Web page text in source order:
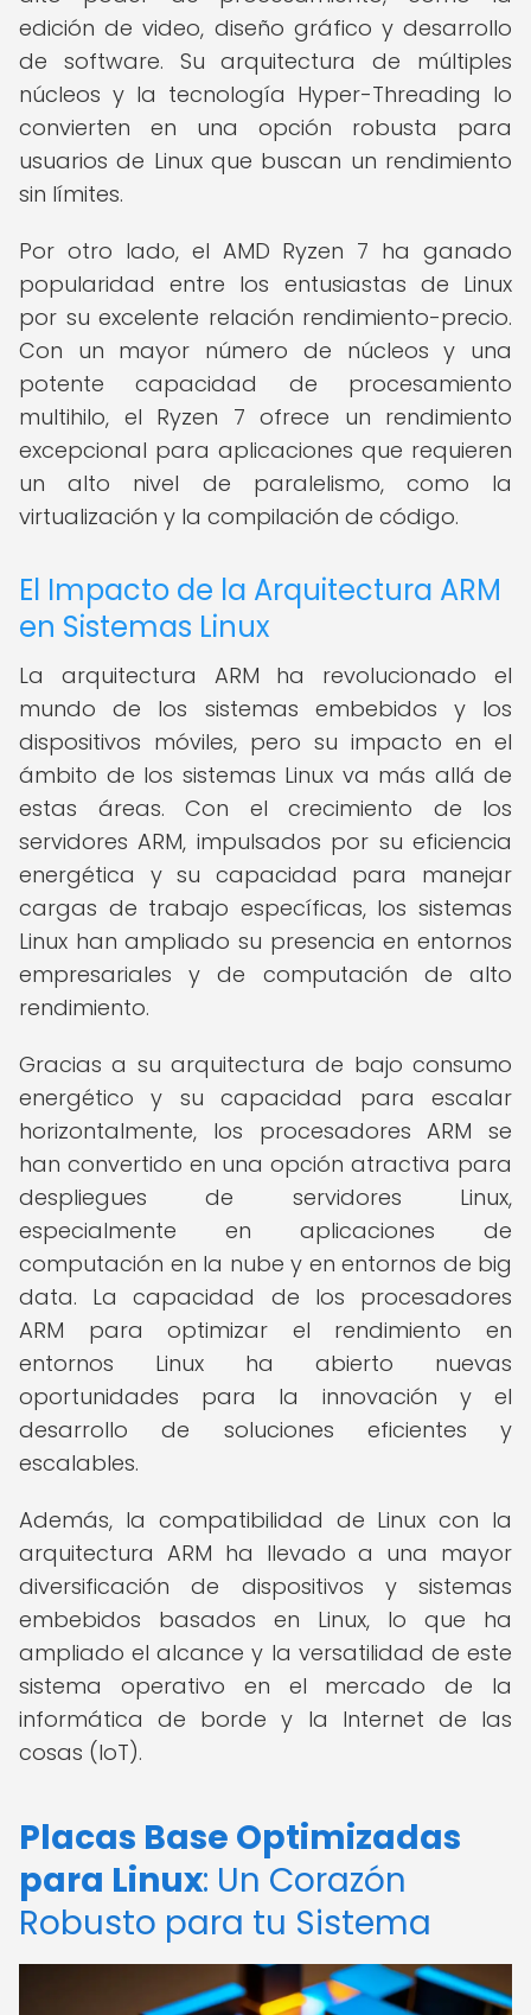
edición de video, diseño gráfico y desarrollo
de software. Su arquitectura de múltiples
núcleos y la tecnología Hyper-Threading lo
convierten en una opción robusta para
usuarios de Linux que buscan un rendimiento
sin límites.
Por otro lado, el AMD Ryzen 7 ha ganado
popularidad entre los entusiastas de Linux
por su excelente relación rendimiento-precio.
Con un mayor número de núcleos y una
potente capacidad de procesamiento
multihilo, el Ryzen 7 ofrece un rendimiento
excepcional para aplicaciones que requieren
un alto nivel de paralelismo, como la
virtualización y la compilación de código.
El Impacto de la Arquitectura ARM
en Sistemas Linux
La arquitectura ARM ha revolucionado el
mundo de los sistemas embebidos y los
dispositivos móviles, pero su impacto en el
ámbito de los sistemas Linux va más allá de
estas áreas. Con el crecimiento de los
servidores ARM, impulsados por su eficiencia
energética y su capacidad para manejar
cargas de trabajo específicas, los sistemas
Linux han ampliado su presencia en entornos
empresariales y de computación de alto
rendimiento.
Gracias a su arquitectura de bajo consumo
energético y su capacidad para escalar
horizontalmente, los procesadores ARM se
han convertido en una opción atractiva para
despliegues de servidores Linux,
especialmente en aplicaciones de
computación en la nube y en entornos de big
data. La capacidad de los procesadores
ARM para optimizar el rendimiento en
entornos Linux ha abierto nuevas
oportunidades para la innovación y el
desarrollo de soluciones eficientes y
escalables.
Además, la compatibilidad de Linux con la
arquitectura ARM ha llevado a una mayor
diversificación de dispositivos y sistemas
embebidos basados en Linux, lo que ha
ampliado el alcance y la versatilidad de este
sistema operativo en el mercado de la
informática de borde y la Internet de las
cosas (IoT).
Placas Base Optimizadas
para Linux: Un Corazón
Robusto para tu Sistema